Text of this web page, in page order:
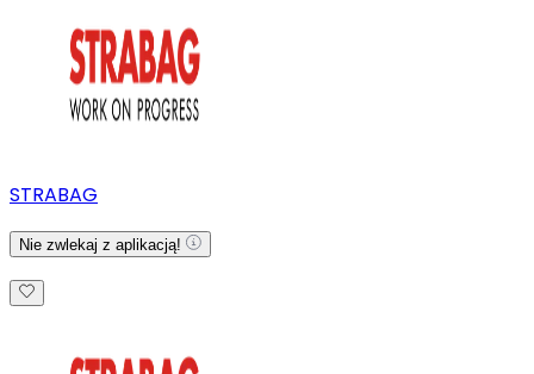
STRABAG
Nie zwlekaj z aplikacją!